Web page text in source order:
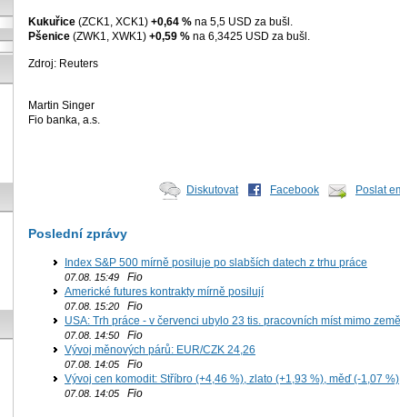
Kukuřice (ZCK1, XCK1) +0,64 % na 5,5 USD za bušl.
Pšenice (ZWK1, XWK1) +0,59 % na 6,3425 USD za bušl.
Zdroj: Reuters
Martin Singer
Fio banka, a.s.
Diskutovat Facebook Poslat
Poslední zprávy
Index S&P 500 mírně posiluje po slabších datech z trhu práce
07.08. 15:49 Fio
Americké futures kontrakty mírně posilují
07.08. 15:20 Fio
USA: Trh práce - v červenci ubylo 23 tis. pracovních míst mimo
07.08. 14:50 Fio
Vývoj měnových párů: EUR/CZK 24,26
07.08. 14:05 Fio
Vývoj cen komodit: Stříbro (+4,46 %), zlato (+1,93 %), měď (-1,07 %)
07.08. 14:05 Fio